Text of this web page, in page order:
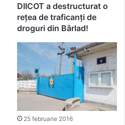
DIICOT a destructurat o
rețea de traficanți de
droguri din Bârlad!
25 februarie 2016